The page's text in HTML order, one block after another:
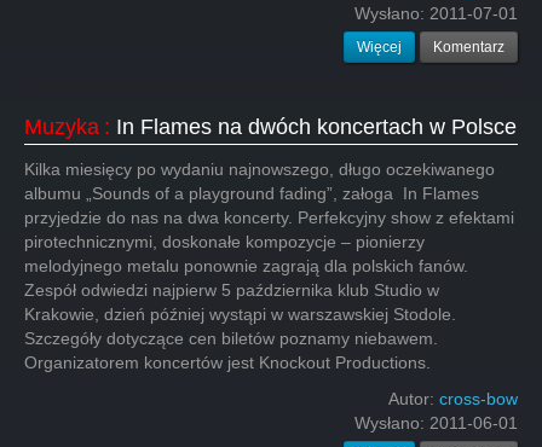
Wysłano: 2011-07-01
Więcej Komentarz
Muzyka : In Flames na dwóch koncertach w Polsce
Kilka miesięcy po wydaniu najnowszego, długo oczekiwanego
albumu „Sounds of a playground fading”, załoga In Flames
przyjedzie do nas na dwa koncerty. Perfekcyjny show z efektami
pirotechnicznymi, doskonałe kompozycje – pionierzy
melodyjnego metalu ponownie zagrają dla polskich fanów.
Zespół odwiedzi najpierw 5 października klub Studio w
Krakowie, dzień później wystąpi w warszawskiej Stodole.
Szczegóły dotyczące cen biletów poznamy niebawem.
Organizatorem koncertów jest Knockout Productions.
Autor: cross-bow
Wysłano: 2011-06-01